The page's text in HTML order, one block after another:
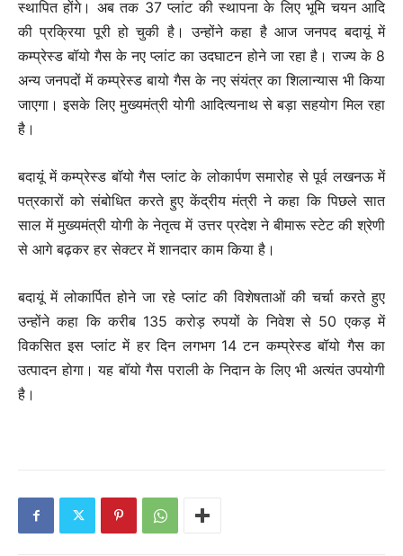
स्थापित होंगे। अब तक 37 प्लांट की स्थापना के लिए भूमि चयन आदि
की प्रक्रिया पूरी हो चुकी है। उन्होंने कहा है आज जनपद बदायूं में
कम्प्रेस्ड बॉयो गैस के नए प्लांट का उदघाटन होने जा रहा है। राज्य के 8
अन्य जनपदों में कम्प्रेस्ड बायो गैस के नए संयंत्र का शिलान्यास भी किया
जाएगा। इसके लिए मुख्यमंत्री योगी आदित्यनाथ से बड़ा सहयोग मिल रहा
है।
बदायूं में कम्प्रेस्ड बॉयो गैस प्लांट के लोकार्पण समारोह से पूर्व लखनऊ में
पत्रकारों को संबोधित करते हुए केंद्रीय मंत्री ने कहा कि पिछले सात
साल में मुख्यमंत्री योगी के नेतृत्व में उत्तर प्रदेश ने बीमारू स्टेट की श्रेणी
से आगे बढ़कर हर सेक्टर में शानदार काम किया है।
बदायूं में लोकार्पित होने जा रहे प्लांट की विशेषताओं की चर्चा करते हुए
उन्होंने कहा कि करीब 135 करोड़ रुपयों के निवेश से 50 एकड़ में
विकसित इस प्लांट में हर दिन लगभग 14 टन कम्प्रेस्ड बॉयो गैस का
उत्पादन होगा। यह बॉयो गैस पराली के निदान के लिए भी अत्यंत उपयोगी
है।